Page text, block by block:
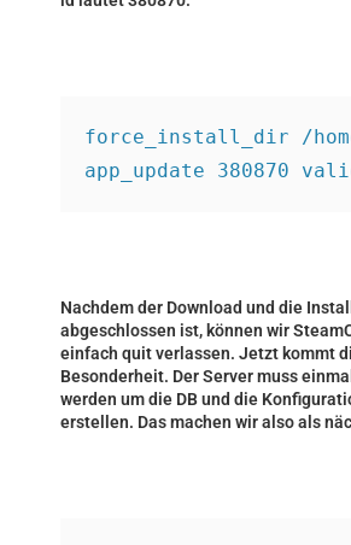
force_install_dir /
app_update 380870
Nachdem der Download und die
abgeschlossen ist, können wir
einfach quit verlassen. Jetzt kommt
Besonderheit. Der Server muss
werden um die DB und die
erstellen. Das machen wir also als